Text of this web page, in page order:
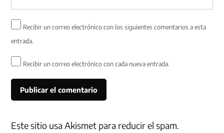
Recibir un correo electrónico con los siguientes comentarios a esta
entrada.
Recibir un correo electrónico con cada nueva entrada.
Este sitio usa Akismet para reducir el spam.